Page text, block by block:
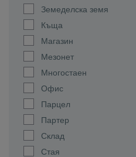
Земеделска земя
Къща
Магазин
Мезонет
Многостаен
Офис
Парцел
Партер
Склад
Стая